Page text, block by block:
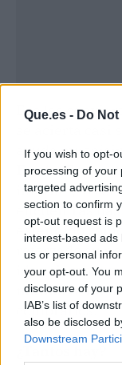
Que.es - Do
If you wish to opt-
processing of your
targeted
section to confirm
opt-out request is
interest-based
us or personal
your opt-out. You
disclosure of your
IAB’s list of
also be disclosed
Downstream
Eso las
ayuda
Funko Pop en
internet, los
encuentras
extendido
reforzado su
idea siempre
mundo te
comprarlos.